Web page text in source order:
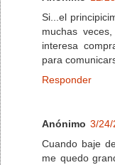
Si...el
muchas
interesa
para
Responder
Anónimo 3/24/
Cuando baje
me quedo